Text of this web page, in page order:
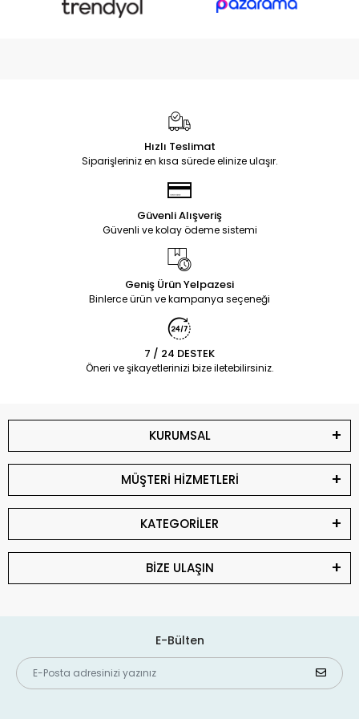
Hızlı Teslimat
Siparişleriniz en kısa sürede elinize ulaşır.
Güvenli Alışveriş
Güvenli ve kolay ödeme sistemi
Geniş Ürün Yelpazesi
Binlerce ürün ve kampanya seçeneği
7 / 24 DESTEK
Öneri ve şikayetlerinizi bize iletebilirsiniz.
KURUMSAL
MÜŞTERİ HİZMETLERİ
KATEGORİLER
BİZE ULAŞIN
E-Bülten